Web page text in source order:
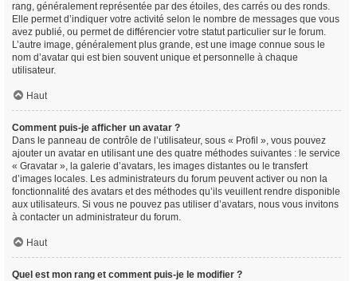
rang, généralement représentée par des étoiles, des carrés ou des ronds.
Elle permet d’indiquer votre activité selon le nombre de messages que vous
avez publié, ou permet de différencier votre statut particulier sur le forum.
L’autre image, généralement plus grande, est une image connue sous le
nom d’avatar qui est bien souvent unique et personnelle à chaque
utilisateur.
Haut
Comment puis-je afficher un avatar ?
Dans le panneau de contrôle de l’utilisateur, sous « Profil », vous pouvez
ajouter un avatar en utilisant une des quatre méthodes suivantes : le service
« Gravatar », la galerie d’avatars, les images distantes ou le transfert
d’images locales. Les administrateurs du forum peuvent activer ou non la
fonctionnalité des avatars et des méthodes qu’ils veuillent rendre disponible
aux utilisateurs. Si vous ne pouvez pas utiliser d’avatars, nous vous invitons
à contacter un administrateur du forum.
Haut
Quel est mon rang et comment puis-je le modifier ?